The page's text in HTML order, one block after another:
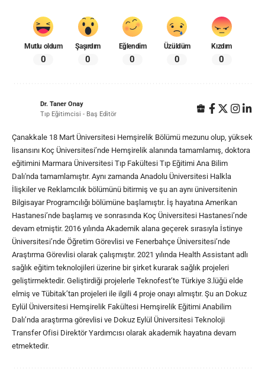
Mutlu oldum
0
Şaşırdım
0
Eğlendim
0
Üzüldüm
0
Kızdım
0
Dr. Taner Onay
Tıp Eğitimcisi - Baş Editör
Çanakkale 18 Mart Üniversitesi Hemşirelik Bölümü mezunu olup, yüksek
lisansını Koç Üniversitesi’nde Hemşirelik alanında tamamlamış, doktora
eğitimini Marmara Üniversitesi Tıp Fakültesi Tıp Eğitimi Ana Bilim
Dalı'nda tamamlamıştır. Aynı zamanda Anadolu Üniversitesi Halkla
İlişkiler ve Reklamcılık bölümünü bitirmiş ve şu an aynı üniversitenin
Bilgisayar Programcılığı bölümüne başlamıştır. İş hayatına Amerikan
Hastanesi’nde başlamış ve sonrasında Koç Üniversitesi Hastanesi’nde
devam etmiştir. 2016 yılında Akademik alana geçerek sırasıyla İstinye
Üniversitesi’nde Öğretim Görevlisi ve Fenerbahçe Üniversitesi’nde
Araştırma Görevlisi olarak çalışmıştır. 2021 yılında Health Assistant adlı
sağlık eğitim teknolojileri üzerine bir şirket kurarak sağlık projeleri
geliştirmektedir. Geliştirdiği projelerle Teknofest’te Türkiye 3.lüğü elde
elmiş ve Tübitak’tan projeleri ile ilgili 4 proje onayı almıştır. Şu an Dokuz
Eylül Üniversitesi Hemşirelik Fakültesi Hemşirelik Eğitimi Anabilim
Dalı’nda araştırma görevlisi ve Dokuz Eylül Üniversitesi Teknoloji
Transfer Ofisi Direktör Yardımcısı olarak akademik hayatına devam
etmektedir.